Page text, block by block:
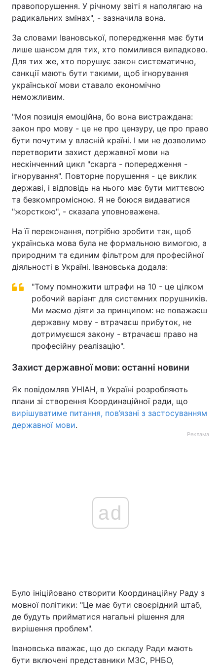
правопорушення. У річному звіті я наполягаю на
радикальних змінах", - зазначила вона.
За словами Івановської, попередження має бути
лише шансом для тих, хто помилився випадково.
Для тих же, хто порушує закон систематично,
санкції мають бути такими, щоб ігнорування
української мови ставало економічно
неможливим.
"Моя позиція емоційна, бо вона вистраждана:
закон про мову - це не про цензуру, це про право
бути почутим у власній країні. І ми не дозволимо
перетворити захист державної мови на
нескінченний цикл "скарга - попередження -
ігнорування". Повторне порушення - це виклик
державі, і відповідь на нього має бути миттєвою
та безкомпромісною. Я не боюся видаватися
"жорсткою", - сказала уповноважена.
На її переконання, потрібно зробити так, щоб
українська мова була не формальною вимогою, а
природним та єдиним фільтром для професійної
діяльності в Україні. Івановська додала:
"Тому помножити штрафи на 10 - це цілком
робочий варіант для системних порушників.
Ми маємо діяти за принципом: не поважаєш
державну мову - втрачаєш прибуток, не
дотримуєшся закону - втрачаєш право на
професійну реалізацію".
Захист державної мови: останні новини
Як повідомляв УНІАН, в Україні розробляють
плани зі створення Координаційної ради, що
вирішуватиме питання, пов’язані з застосуванням
державної мови.
Реклама
ad
Було ініційовано створити Координаційну Раду з
мовної політики: "Це має бути своєрідний штаб,
де будуть прийматися нагальні рішення для
вирішення проблем".
Івановська вважає, що до складу Ради мають
бути включені представники МЗС, РНБО,